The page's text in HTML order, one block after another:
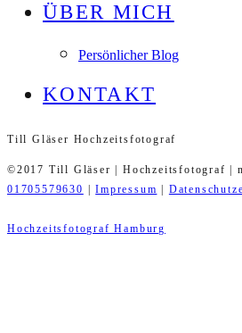
ÜBER MICH
Persönlicher Blog
KONTAKT
Till Gläser Hochzeitsfotograf
©2017 Till Gläser | Hochzeitsfotograf |
01705579630
|Impressum
Hochzeitsfotograf Hamburg